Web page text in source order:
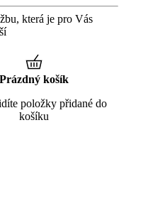
která je pro Vás
Prázdný košík
položky přidané do
košíku